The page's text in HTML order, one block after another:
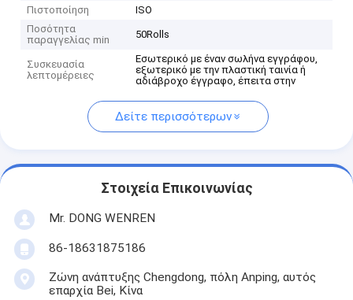
Πιστοποίηση
ISO
Ποσότητα
παραγγελίας min
50Rolls
Συσκευασία
λεπτομέρειες
Εσωτερικό με έναν σωλήνα εγγράφου,
εξωτερικό με την πλαστική ταινία ή
αδιάβροχο έγγραφο, έπειτα στην
Δείτε περισσότερων
Στοιχεία Επικοινωνίας
Mr. DONG WENREN
86-18631875186
Ζώνη ανάπτυξης Chengdong, πόλη Anping, αυτός
επαρχία Bei, Κίνα